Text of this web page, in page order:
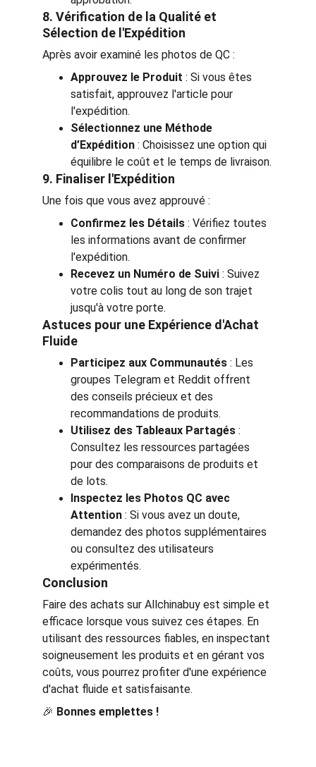
8. Vérification de la Qualité et
Sélection de l'Expédition
Après avoir examiné les photos de QC :
Approuvez le Produit : Si vous êtes
satisfait, approuvez l'article pour
l'expédition.
Sélectionnez une Méthode
d’Expédition : Choisissez une option qui
équilibre le coût et le temps de livraison.
9. Finaliser l'Expédition
Une fois que vous avez approuvé :
Confirmez les Détails : Vérifiez toutes
les informations avant de confirmer
l'expédition.
Recevez un Numéro de Suivi : Suivez
votre colis tout au long de son trajet
jusqu'à votre porte.
Astuces pour une Expérience d'Achat
Fluide
Participez aux Communautés : Les
groupes Telegram et Reddit offrent
des conseils précieux et des
recommandations de produits.
Utilisez des Tableaux Partagés :
Consultez les ressources partagées
pour des comparaisons de produits et
de lots.
Inspectez les Photos QC avec
Attention : Si vous avez un doute,
demandez des photos supplémentaires
ou consultez des utilisateurs
expérimentés.
Conclusion
Faire des achats sur Allchinabuy est simple et
efficace lorsque vous suivez ces étapes. En
utilisant des ressources fiables, en inspectant
soigneusement les produits et en gérant vos
coûts, vous pourrez profiter d'une expérience
d'achat fluide et satisfaisante.
🎉 Bonnes emplettes !